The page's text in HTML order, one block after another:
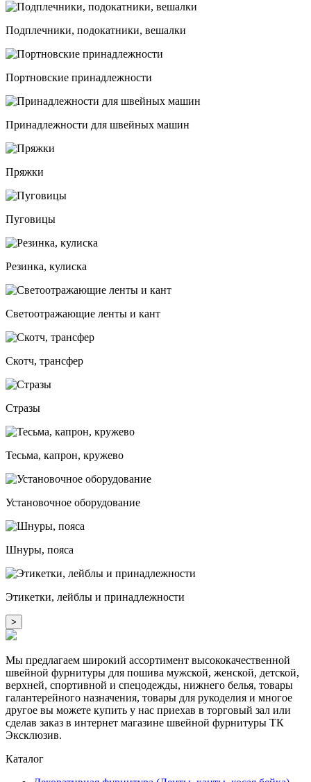
Подплечники, подокатники, вешалки
Портновские принадлежности
Принадлежности для швейных машин
Пряжки
Пуговицы
Резинка, кулиска
Светоотражающие ленты и кант
Скотч, трансфер
Стразы
Тесьма, капрон, кружево
Установочное оборудование
Шнуры, пояса
Этикетки, лейблы и принадлежности
>
Мы предлагаем широкий ассортимент высококачественной
швейной фурнитуры для пошива мужской, женской, детской,
верхней, спортивной и спецодежды, нижнего белья, товары
галантерейного назначения, товары для рукоделия и многое
другое вы можете купить у нас приехав в торговый зал или
сделав заказ в интернет магазине швейной фурнитуры ТК
Эксклюзив.
Каталог